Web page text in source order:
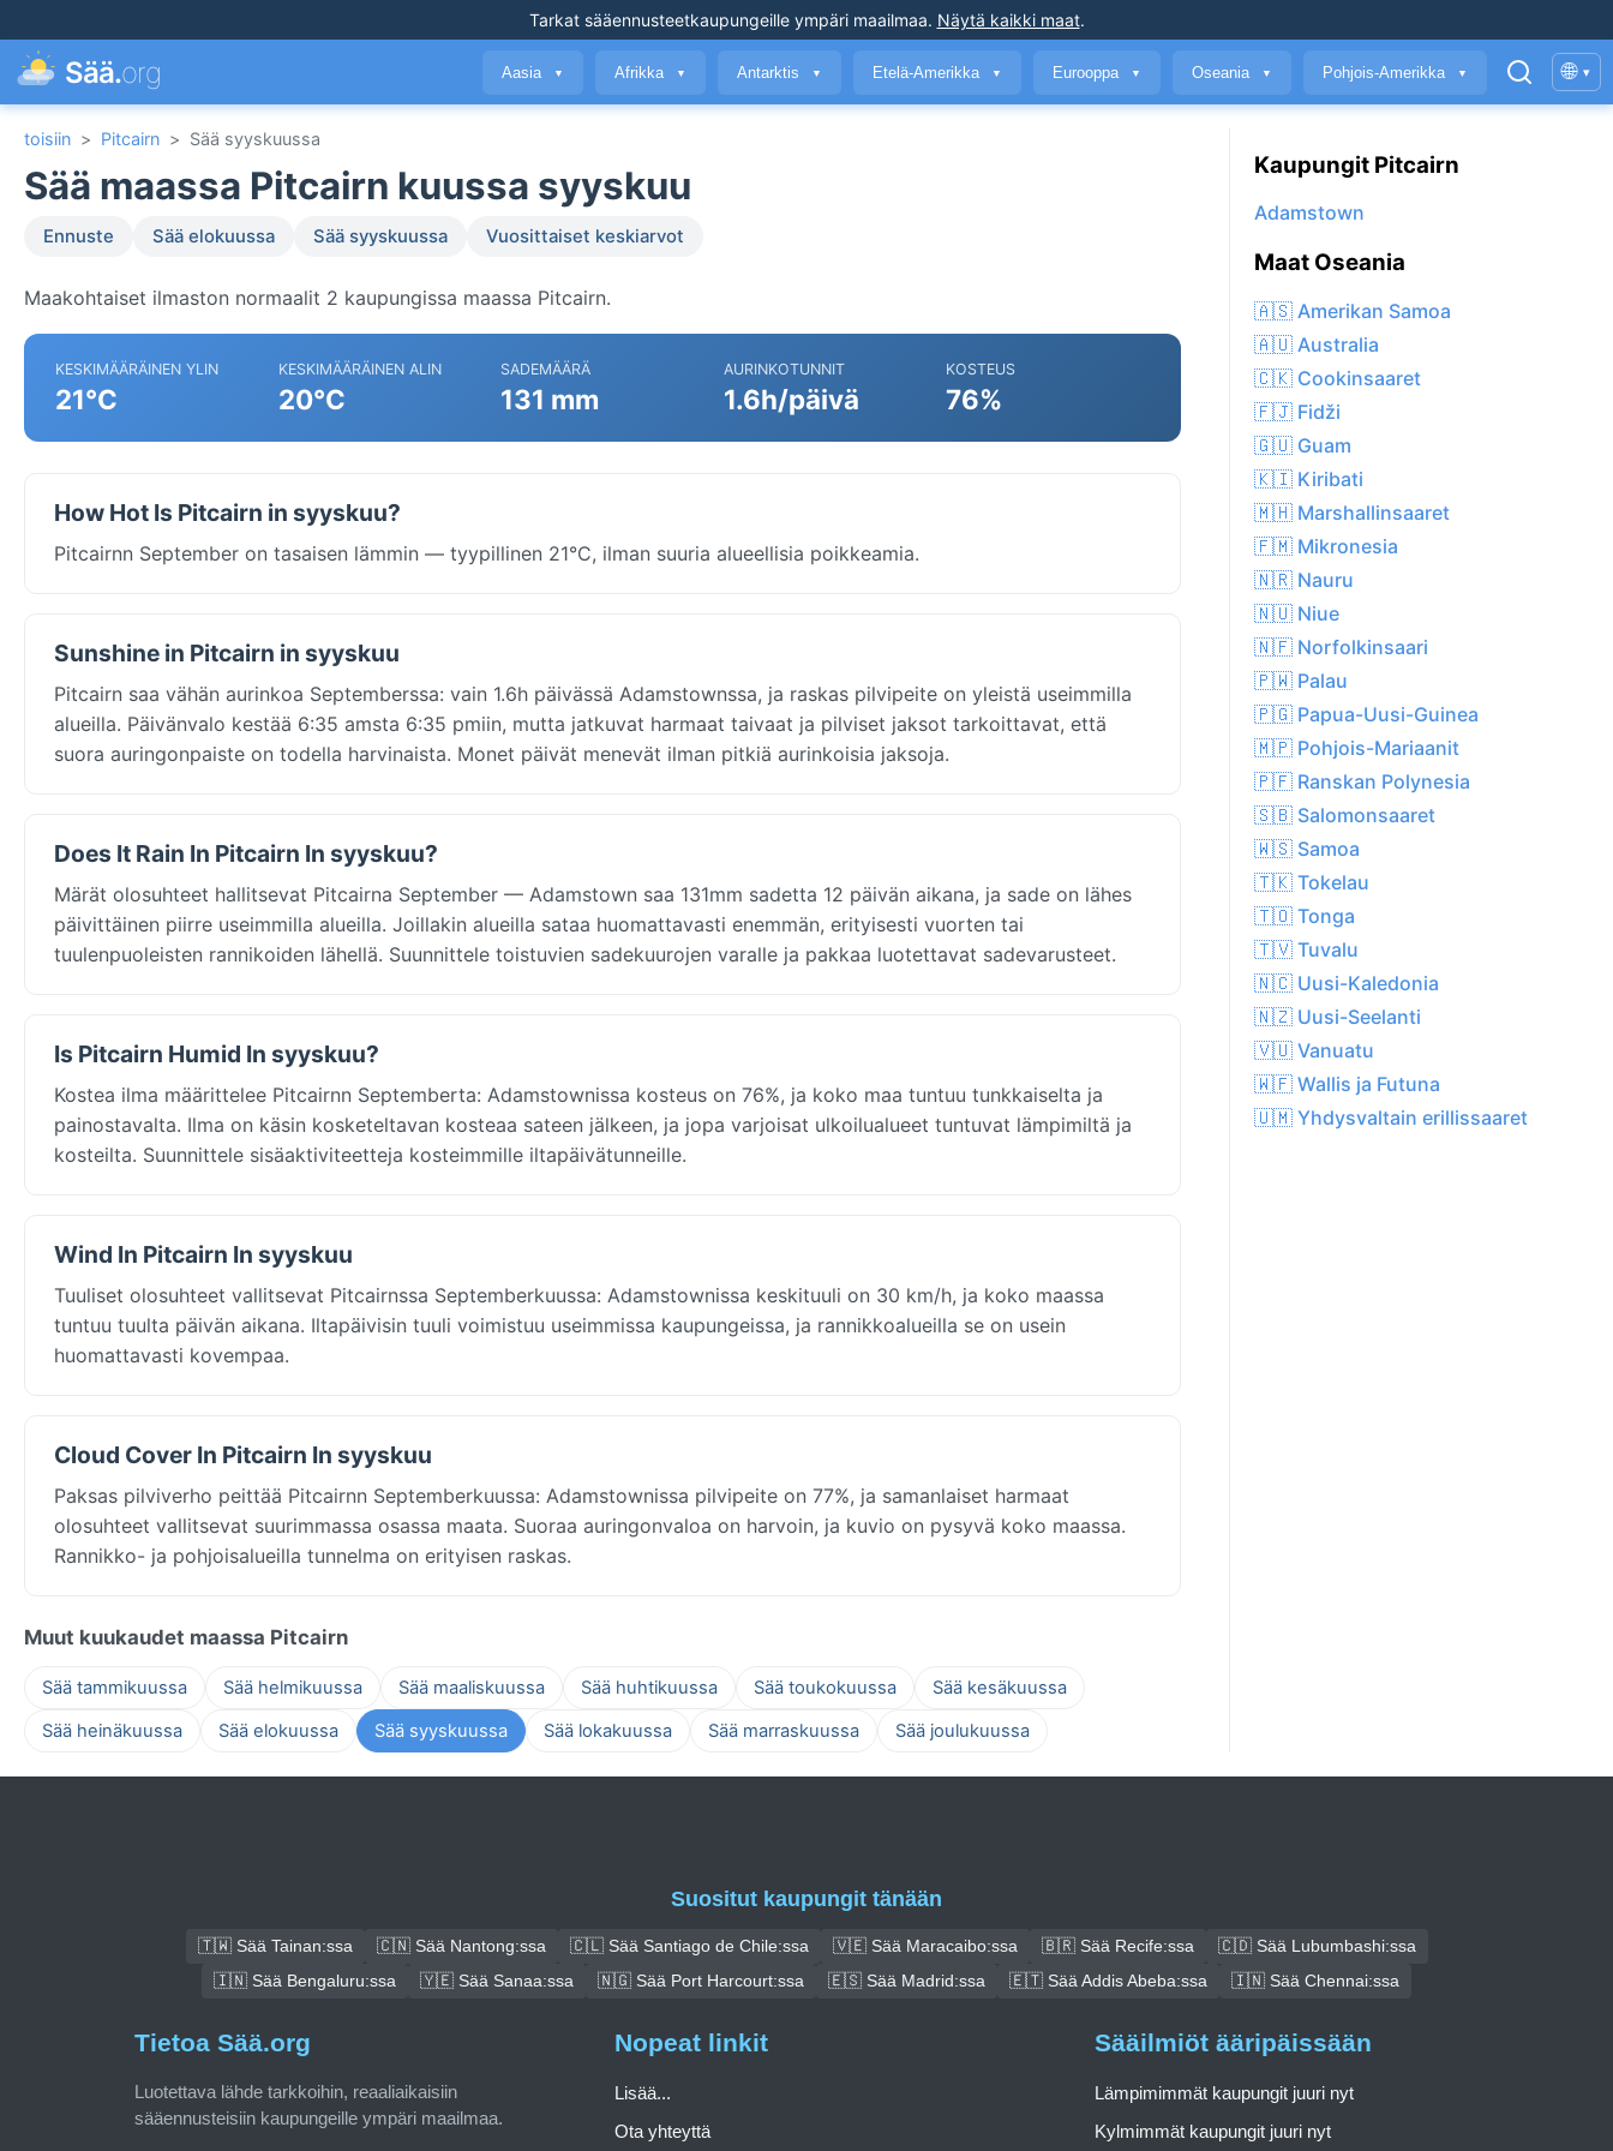
Tarkat sääennusteetkaupungeille ympäri maailmaa. Näytä kaikki maat.
Sää.org Aasia ▼ Afrikka ▼ Antarktis ▼ Etelä-Amerikka ▼ Eurooppa ▼ Oseania ▼ Pohjois-Amerikka ▼ 🌐 ▾
toisiin > Pitcairn > Sää syyskuussa
Sää maassa Pitcairn kuussa syyskuu
Ennuste Sää elokuussa Sää syyskuussa Vuosittaiset keskiarvot
Maakohtaiset ilmaston normaalit 2 kaupungissa maassa Pitcairn.
KESKIMÄÄRÄINEN YLIN
21°C
KESKIMÄÄRÄINEN ALIN
20°C
SADEMÄÄRÄ
131 mm
AURINKOTUNNIT
1.6h/päivä
KOSTEUS
76%
How Hot Is Pitcairn in syyskuu?
Pitcairnn September on tasaisen lämmin — tyypillinen 21°C, ilman suuria alueellisia poikkeamia.
Sunshine in Pitcairn in syyskuu
Pitcairn saa vähän aurinkoa Septemberssa: vain 1.6h päivässä Adamstownssa, ja raskas pilvipeite on yleistä useimmilla
alueilla. Päivänvalo kestää 6:35 amsta 6:35 pmiin, mutta jatkuvat harmaat taivaat ja pilviset jaksot tarkoittavat, että
suora auringonpaiste on todella harvinaista. Monet päivät menevät ilman pitkiä aurinkoisia jaksoja.
Does It Rain In Pitcairn In syyskuu?
Märät olosuhteet hallitsevat Pitcairna September — Adamstown saa 131mm sadetta 12 päivän aikana, ja sade on lähes
päivittäinen piirre useimmilla alueilla. Joillakin alueilla sataa huomattavasti enemmän, erityisesti vuorten tai
tuulenpuoleisten rannikoiden lähellä. Suunnittele toistuvien sadekuurojen varalle ja pakkaa luotettavat sadevarusteet.
Is Pitcairn Humid In syyskuu?
Kostea ilma määrittelee Pitcairnn Septemberta: Adamstownissa kosteus on 76%, ja koko maa tuntuu tunkkaiselta ja
painostavalta. Ilma on käsin kosketeltavan kosteaa sateen jälkeen, ja jopa varjoisat ulkoilualueet tuntuvat lämpimiltä ja
kosteilta. Suunnittele sisäaktiviteetteja kosteimmille iltapäivätunneille.
Wind In Pitcairn In syyskuu
Tuuliset olosuhteet vallitsevat Pitcairnssa Septemberkuussa: Adamstownissa keskituuli on 30 km/h, ja koko maassa
tuntuu tuulta päivän aikana. Iltapäivisin tuuli voimistuu useimmissa kaupungeissa, ja rannikkoalueilla se on usein
huomattavasti kovempaa.
Cloud Cover In Pitcairn In syyskuu
Paksas pilviverho peittää Pitcairnn Septemberkuussa: Adamstownissa pilvipeite on 77%, ja samanlaiset harmaat
olosuhteet vallitsevat suurimmassa osassa maata. Suoraa auringonvaloa on harvoin, ja kuvio on pysyvä koko maassa.
Rannikko- ja pohjoisalueilla tunnelma on erityisen raskas.
Muut kuukaudet maassa Pitcairn
Sää tammikuussa Sää helmikuussa Sää maaliskuussa Sää huhtikuussa Sää toukokuussa
Sää kesäkuussa
Sää heinäkuussa
Sää elokuussa Sää syyskuussa Sää lokakuussa Sää marraskuussa Sää joulukuussa
Kaupungit Pitcairn
Adamstown
Maat Oseania
🇦🇸 Amerikan Samoa
🇦🇺 Australia
🇨🇰 Cookinsaaret
🇫🇯 Fidži
🇬🇺 Guam
🇰🇮 Kiribati
🇲🇭 Marshallinsaaret
🇫🇲 Mikronesia
🇳🇷 Nauru
🇳🇺 Niue
🇳🇫 Norfolkinsaari
🇵🇼 Palau
🇵🇬 Papua-Uusi-Guinea
🇲🇵 Pohjois-Mariaanit
🇵🇫 Ranskan Polynesia
🇸🇧 Salomonsaaret
🇼🇸 Samoa
🇹🇰 Tokelau
🇹🇴 Tonga
🇹🇻 Tuvalu
🇳🇨 Uusi-Kaledonia
🇳🇿 Uusi-Seelanti
🇻🇺 Vanuatu
🇼🇫 Wallis ja Futuna
🇺🇲 Yhdysvaltain erillissaaret
Suositut kaupungit tänään
🇹🇼 Sää Tainan:ssa 🇨🇳 Sää Nantong:ssa 🇨🇱 Sää Santiago de Chile:ssa 🇻🇪 Sää Maracaibo:ssa 🇧🇷 Sää Recife:ssa
🇨🇩 Sää Lubumbashi:ssa
🇮🇳 Sää Bengaluru:ssa
🇾🇪 Sää Sanaa:ssa 🇳🇬 Sää Port Harcourt:ssa 🇪🇸 Sää Madrid:ssa 🇪🇹 Sää Addis Abeba:ssa 🇮🇳 Sää Chennai:ssa
Tietoa Sää.org
Luotettava lähde tarkkoihin, reaaliaikaisiin
sääennusteisiin kaupungeille ympäri maailmaa.
Nopeat linkit
Lisää...
Ota yhteyttä
Sääilmiöt ääripäissään
Lämpimimmät kaupungit juuri nyt
Kylmimmät kaupungit juuri nyt